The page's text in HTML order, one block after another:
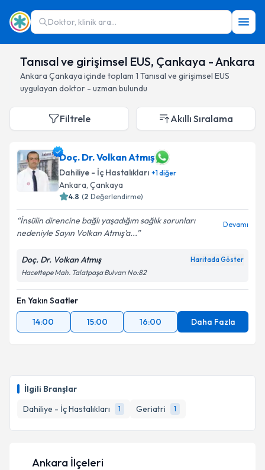
Doktor, klinik ara...
Tanısal ve girişimsel EUS, Çankaya - Ankara
Ankara Çankaya içinde toplam 1 Tanısal ve girişimsel EUS
uygulayan doktor - uzman bulundu
İlgili Branşlar
Dahiliye - İç Hastalıkları
1 Geriatri 1
Filtrele Akıllı Sıralama
Doç. Dr. Volkan Atmış
Dahiliye - İç Hastalıkları +1diğer
Ankara, Çankaya
4.8 (2 Değerlendirme)
İnsülin direncine bağlı yaşadığım sağlık sorunları
nedeniyle Sayın Volkan Atmış’a...
Devamı
Doç. Dr. Volkan Atmış Haritada Göster
Hacettepe Mah. Talatpaşa Bulvarı No:82
En Yakın Saatler
14:00
15:00 16:00 Daha Fazla
Ankara İlçeleri